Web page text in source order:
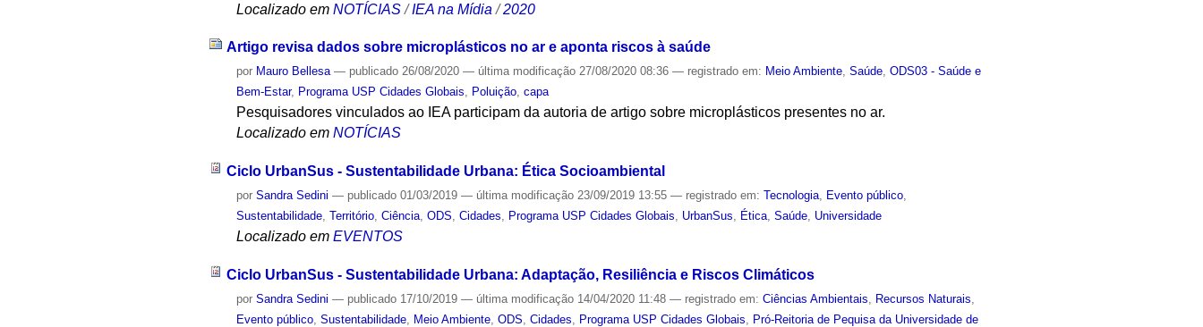
Localizado em NOTÍCIAS /IEA na Mídia /2020
Artigo revisa dados sobre microplásticos no ar e aponta riscos à saúde
por Mauro Bellesa — publicado 26/08/2020— última modificação 27/08/2020 08:36— registrado em: Meio Ambiente,Saúde,ODS03 - Saúde e
Bem-Estar, Programa USP Cidades Globais, Poluição,capa
Pesquisadores vinculados ao IEA participam da autoria de artigo sobre microplásticos presentes no ar.
Localizado em NOTÍCIAS
Ciclo UrbanSus - Sustentabilidade Urbana: Ética Socioambiental
porSandra Sedini — publicado 01/03/2019— última modificação 23/09/2019 13:55— registrado em:Tecnologia, Evento público,
Sustentabilidade,Território,Ciência,ODS,Cidades, Programa USP Cidades Globais, UrbanSus, Ética,Saúde, Universidade
Localizado em EVENTOS
Ciclo UrbanSus - Sustentabilidade Urbana: Adaptação, Resiliência e Riscos Climáticos
porSandra Sedini — publicado 17/10/2019— última modificação 14/04/2020 11:48— registrado em:Ciências Ambientais Recursos Naturais
Evento público ,Sustentabilidade Meio Ambiente ,ODS ,Cidades Programa USP Cidades Globais
Pró-Reitoria de Pequisa da Universidade de